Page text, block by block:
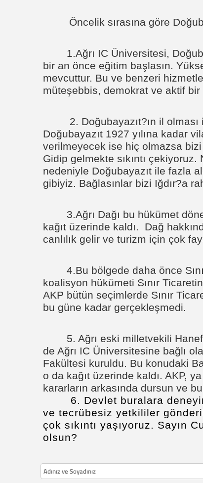
Öncelik sırasına göre
1.Ağrı IC Üniversitesi,
bir an önce eğitim başlasın.
mevcuttur. Bu ve benzeri
müteşebbis, demokrat ve aktif
2. Doğubayazıt?ın il
Doğubayazıt 1927 yılına kadar
verilmeyecek ise hiç olmazsa bizi
Gidip gelmekte sıkıntı
nedeniyle Doğubayazıt ile fazla
gibiyiz. Bağlasınlar bizi Iğdır?a
3.Ağrı Dağı bu hükümet
kağıt üzerinde kaldı.
Dağ
canlılık gelir ve turizm için çok
4.Bu bölgede daha önce
koalisyon hükümeti Sınır
AKP bütün seçimlerde Sınır
bu güne kadar gerçekleşmedi.
5. Ağrı eski milletvekili
de Ağrı IC Üniversitesine bağlı
Fakültesi kuruldu. Bu konudaki
o da kağıt üzerinde kaldı. AKP,
kararların arkasında dursun ve
6. Devlet buralara
ve tecrübesiz yetkililer
çok sıkıntı yaşıyoruz. Sayın
olsun?